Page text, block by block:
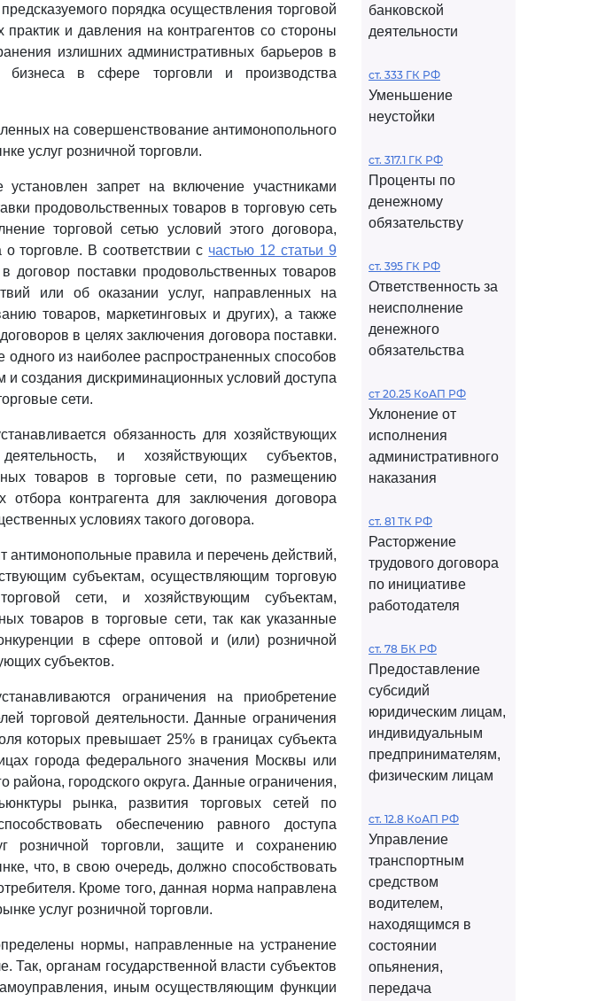
порядка осуществления торговой
практик и давления на контрагентов со стороны
излишних административных барьеров в
бизнеса в сфере торговли и производства
на совершенствование антимонопольного
услуг розничной торговли.
установлен запрет на включение участниками
продовольственных товаров в торговую сеть
торговой сетью условий этого договора,
о торговле. В соответствии с частью 12 статьи 9
договор поставки продовольственных товаров
или об оказании услуг, направленных на
товаров, маркетинговых и других), а также
в целях заключения договора поставки.
из наиболее распространенных способов
и создания дискриминационных условий доступа
сети.
обязанность для хозяйствующих
и хозяйствующих субъектов,
товаров в торговые сети, по размещению
контрагента для заключения договора
условиях такого договора.
антимонопольные правила и перечень действий,
субъектам, осуществляющим торговую
сети, и хозяйствующим субъектам,
товаров в торговые сети, так как указанные
в сфере оптовой и (или) розничной
субъектов.
ограничения на приобретение
торговой деятельности. Данные ограничения
которых превышает 25% в границах субъекта
города федерального значения Москвы или
района, городского округа. Данные ограничения,
рынка, развития торговых сетей по
обеспечению равного доступа
розничной торговли, защите и сохранению
что, в свою очередь, должно способствовать
Кроме того, данная норма направлена
услуг розничной торговли.
нормы, направленные на устранение
Так, органам государственной власти субъектов
иным осуществляющим функции
банковской
деятельности
ст. 333 ГК РФ
Уменьшение
неустойки
ст. 317.1 ГК РФ
Проценты по
денежному
обязательству
ст. 395 ГК РФ
Ответственность за
неисполнение
денежного
обязательства
ст 20.25 КоАП РФ
Уклонение от
исполнения
административного
наказания
ст. 81 ТК РФ
Расторжение
трудового договора
по инициативе
работодателя
ст. 78 БК РФ
Предоставление
субсидий
юридическим лицам,
индивидуальным
предпринимателям,
физическим лицам
ст. 12.8 КоАП РФ
Управление
транспортным
средством
водителем,
находящимся в
состоянии
опьянения,
передача